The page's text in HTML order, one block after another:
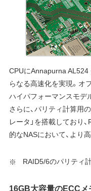
CPUにAnnapurna AL524
らなる高速化を実現。オ
ハイパフォーマンスモデ
さらに、パリティ計算用
レータ」を搭載しており
的なNASにおいて、より
RAID5/6のパリティ
16GB大容量のECC